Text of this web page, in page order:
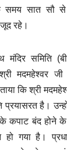
सात सौ से
रहे।
मंदिर समिति
मदमहेश्वर
कि श्री
प्रयासरत है।
कपाट बंद होने के
गया है।